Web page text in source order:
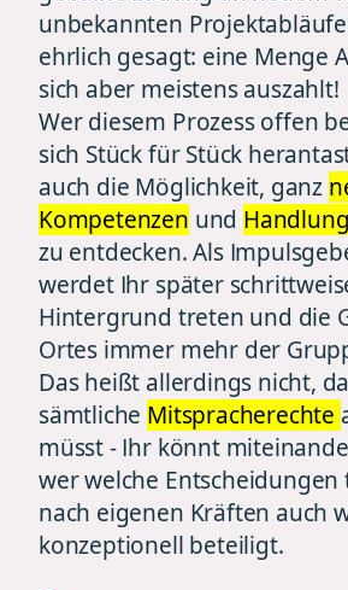
unbekannten
ehrlich gesagt: eine Menge
sich aber meistens auszahlt!
Wer diesem Prozess offen
sich Stück für Stück
auch die Möglichkeit, ganz
Kompetenzen und
zu entdecken. Als
werdet Ihr später
Hintergrund treten und die
Ortes immer mehr der
Das heißt allerdings nicht,
sämtliche Mitspracherechte
müsst - Ihr könnt
wer welche
nach eigenen Kräften auch
konzeptionell beteiligt.